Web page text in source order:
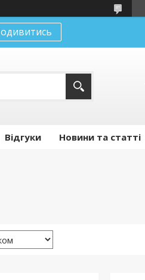
Відгуки Новини та статті